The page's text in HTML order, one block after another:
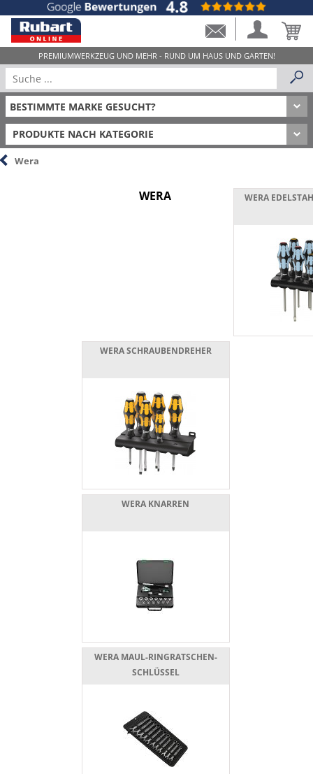
PRODUKTE NACH KATEGORIE
Wera
WERA WERA
WERA SCHRAUBENDREHER
WERA KNARREN
WERA MAUL-RINGRATSCHEN-
SCHLÜSSEL